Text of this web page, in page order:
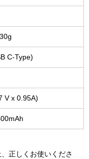
C-Type)
V x 0.95A)
正しくお使いくださ